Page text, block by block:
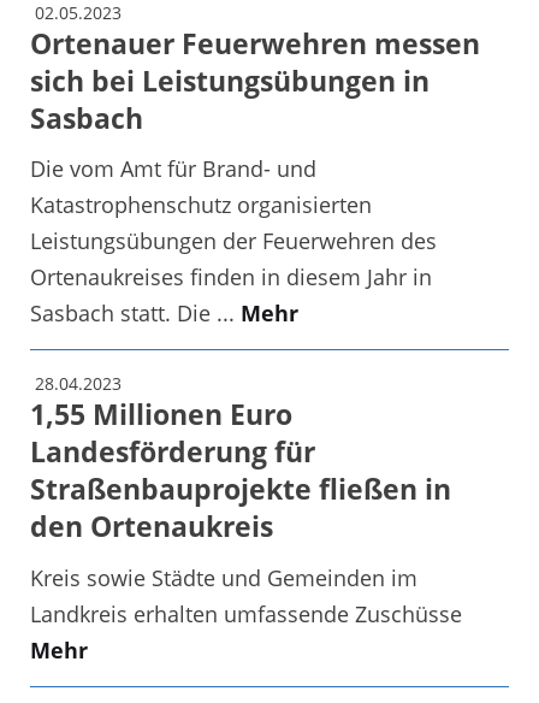
02.05.2023
Ortenauer Feuerwehren messen
sich bei Leistungsübungen in
Sasbach
Die vom Amt für Brand- und
Katastrophenschutz organisierten
Leistungsübungen der Feuerwehren des
Ortenaukreises finden in diesem Jahr in
Sasbach statt. Die ... Mehr
28.04.2023
1,55 Millionen Euro
Landesförderung für
Straßenbauprojekte fließen in
den Ortenaukreis
Kreis sowie Städte und Gemeinden im
Landkreis erhalten umfassende Zuschüsse
Mehr